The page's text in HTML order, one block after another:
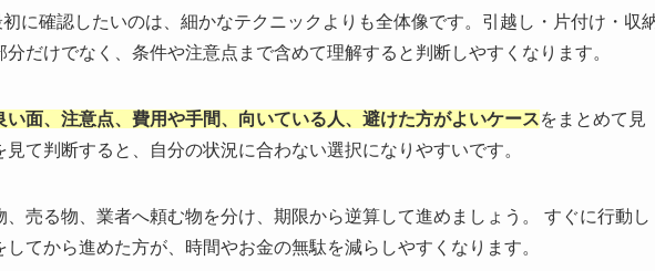
に確認したいのは、細かなテクニックよりも全体像です。引越し・片付け・収
だけでなく、条件や注意点まで含めて理解すると判断しやすくなります。
い面、注意点、費用や手間、向いている人、避けた方がよいケースをまとめて見
て判断すると、自分の状況に合わない選択になりやすいです。
売る物、業者へ頼む物を分け、期限から逆算して進めましょう。 すぐに行動し
てから進めた方が、時間やお金の無駄を減らしやすくなります。